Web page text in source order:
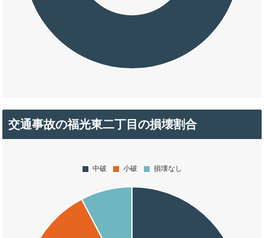
交通事故の福光東二丁目の損壊割合